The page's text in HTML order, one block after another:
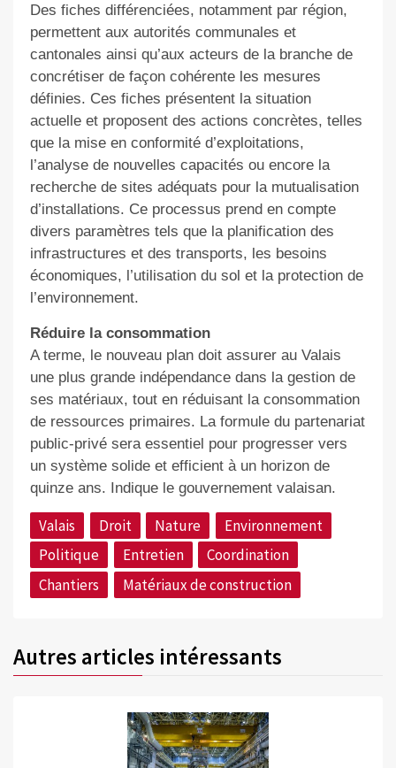
Des fiches différenciées, notamment par région,
permettent aux autorités communales et
cantonales ainsi qu’aux acteurs de la branche de
concrétiser de façon cohérente les mesures
définies. Ces fiches présentent la situation
actuelle et proposent des actions concrètes, telles
que la mise en conformité d’exploitations,
l’analyse de nouvelles capacités ou encore la
recherche de sites adéquats pour la mutualisation
d’installations. Ce processus prend en compte
divers paramètres tels que la planification des
infrastructures et des transports, les besoins
économiques, l’utilisation du sol et la protection de
l’environnement.
Réduire la consommation
A terme, le nouveau plan doit assurer au Valais
une plus grande indépendance dans la gestion de
ses matériaux, tout en réduisant la consommation
de ressources primaires. La formule du partenariat
public-privé sera essentiel pour progresser vers
un système solide et efficient à un horizon de
quinze ans. Indique le gouvernement valaisan.
Valais Droit Nature
Environnement
Politique
Entretien
Coordination
Chantiers
Matériaux de construction
Autres articles intéressants